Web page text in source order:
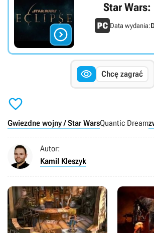

Star
Data wydania:
 Chcę zagrać

Gwiezdne wojny / Star WarsQuantic Dream
Autor:
Kamil Kleszyk